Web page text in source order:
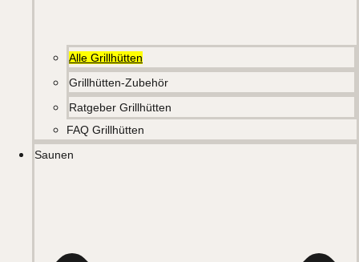
Alle Grillhütten
Grillhütten-Zubehör
Ratgeber Grillhütten
FAQ Grillhütten
Saunen